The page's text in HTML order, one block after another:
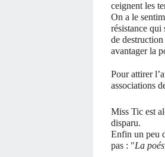
ceignent les
On a le
résistance qui
de
avantager la
Pour attirer
associations
Miss Tic est
disparu.
Enfin un peu
pas : "La